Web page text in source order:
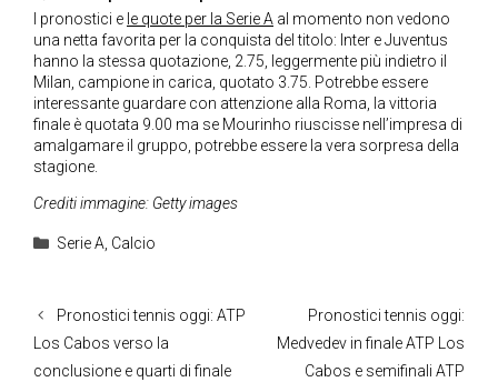
I pronostici e le quote per la Serie A al momento non vedono
una netta favorita per la conquista del titolo: Inter e Juventus
hanno la stessa quotazione, 2.75, leggermente più indietro il
Milan, campione in carica, quotato 3.75. Potrebbe essere
interessante guardare con attenzione alla Roma, la vittoria
finale è quotata 9.00 ma se Mourinho riuscisse nell’impresa di
amalgamare il gruppo, potrebbe essere la vera sorpresa della
stagione.
Crediti immagine: Getty images
Categorie
Serie A, Calcio
Pronostici tennis oggi: ATP
Los Cabos verso la
conclusione e quarti di finale
Pronostici tennis oggi:
Medvedev in finale ATP Los
Cabos e semifinali ATP